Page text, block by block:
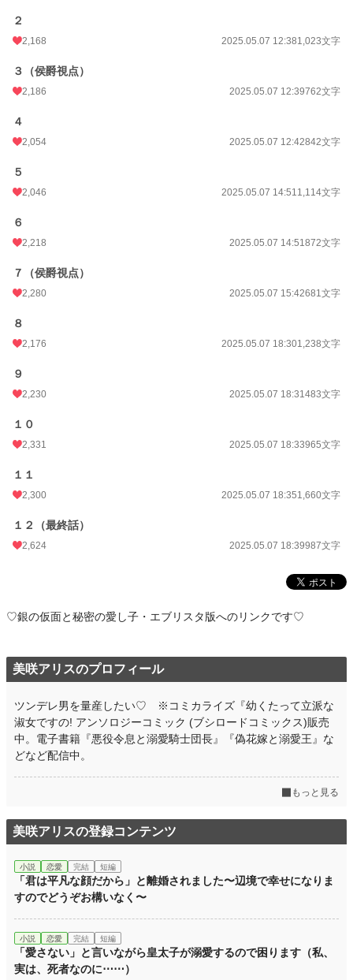
初回完結日時
累計ポイント
２
2,168 2025.05.07 12:381,023文字
３（侯爵視点）
2,186 2025.05.07 12:39762文字
４
2,054 2025.05.07 12:42842文字
５
2,046 2025.05.07 14:511,114文字
６
2,218 2025.05.07 14:51872文字
７（侯爵視点）
2,280 2025.05.07 15:42681文字
８
2,176 2025.05.07 18:301,238文字
９
2,230 2025.05.07 18:31483文字
１０
2,331 2025.05.07 18:33965文字
１１
2,300 2025.05.07 18:351,660文字
１２（最終話）
2,624 2025.05.07 18:39987文字
♡銀の仮面と秘密の愛し子・エブリスタ版へのリンクです♡
美咲アリスのプロフィール
ツンデレ男を量産したい♡ ※コミカライズ『幼くたって立派な
淑女ですの! アンソロジーコミック (ブシロードコミックス)販売
中。電子書籍『悪役令息と溺愛騎士団長』『偽花嫁と溺愛王』な
どなど配信中。
もっと見る
美咲アリスの登録コンテンツ
小説 恋愛 完結 短編
「君は平凡な顔だから」と離婚されました〜辺境で幸せになりま
すのでどうぞお構いなく〜
小説 恋愛 完結 短編
「愛さない」と言いながら皇太子が溺愛するので困ります（私、
実は、死者なのに⋯⋯）